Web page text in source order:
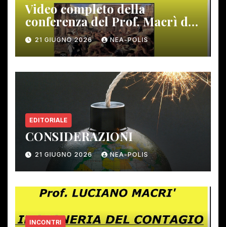
Video completo della
conferenza del Prof. Macrì del
12 giugno scorso
21 GIUGNO 2026 NEA-POLIS
EDITORIALE
CONSIDERAZIONI
21 GIUGNO 2026 NEA-POLIS
INCONTRI